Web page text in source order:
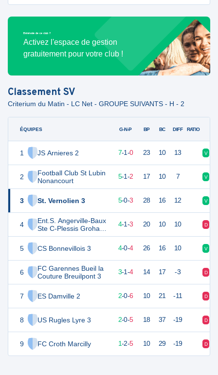
Bénévole de ce club ?
Activez l'espace de gestion
gratuitement pour votre club !
Classement SV
Criterium du Matin - LC Net - GROUPE SUIVANTS - H - 2
ÉQUIPES
1 JS Arnieres 2
2
Football Club St Lubin
Nonancourt
3 St. Vernolien 3
4
Ent.S. Angerville-Baux
Ste C-Plessis Grohan-
Ventes 3
5
CS Bonnevillois 3
6
FC Garennes Bueil la
Couture Breuilpont 3
7 ES Damville 2
8 US Rugles Lyre 3
9 FC Croth Marcilly
G-N-P BP BC DIFF RATIO
7-1-0 23 10 13 V
16 8 5-1-2 17 10 7 V
5-0-3 28 16 12 V
13 8 4-1-3 20 10 10 D
12 4-0-4 26 16 10 V
10 8 3-1-4 14 17 -3 D
2-0-6 10 21 -11 D
5 2-0-5 18 37 -19 D
5 1-2-5 10 29 -19 D